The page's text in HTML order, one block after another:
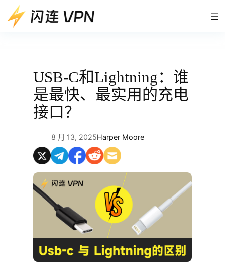
至
USB-C和Lightning：谁
是最快、最实用的充电
接口？
8 月 13, 2025Harper Moore